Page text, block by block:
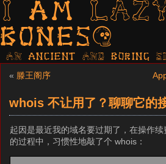
I am
bones?
AN ancient AND boring
« 滕王阁序
whois 不让用了？聊聊它的
起因是最近我的域名要过期了，在操作
的过程中，习惯性地敲了个 whois：